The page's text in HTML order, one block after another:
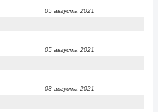
05 августа 2021
05 августа 2021
03 августа 2021